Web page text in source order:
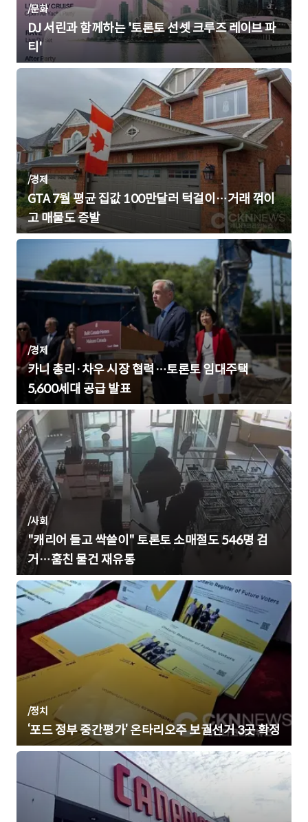
/문화
DJ 서린과 함께하는 '토론토 선셋 크루즈 레이브 파
티'
/경제
GTA 7월 평균 집값 100만달러 턱걸이…거래 꺾이
고 매물도 증발
/경제
카니 총리·차우 시장 협력…토론토 임대주택
5,600세대 공급 발표
/사회
"캐리어 들고 싹쓸이" 토론토 소매절도 546명 검
거…훔친 물건 재유통
/정치
‘포드 정부 중간평가’ 온타리오주 보궐선거 3곳 확정